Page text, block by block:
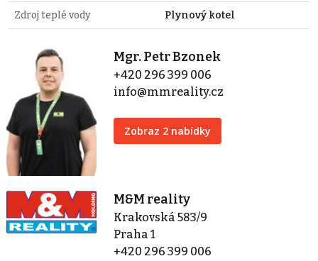
Zdroj teplé vody Plynový kotel
Mgr. Petr Bzonek
+420 296 399 006
info@mmreality.cz
Zobraz 2 nabídky
M&M reality
Krakovská 583/9
Praha 1
+420 296 399 006